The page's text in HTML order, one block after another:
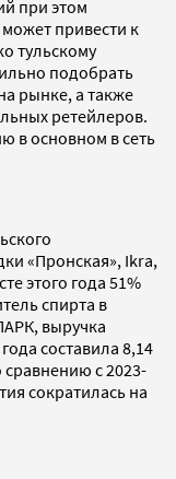
при этом
привести к
тульскому
подобрать
рынке, а также
ретейлеров.
в основном в сеть
«Пронская», Ikra,
этого года 51%
спирта в
выручка
составила 8,14
с 2023-
сократилась на